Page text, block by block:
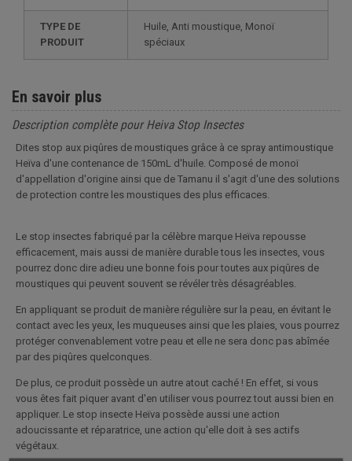
TYPE DE
PRODUIT
Huile, Anti moustique, Monoï
spéciaux
En savoir plus
Description complète pour Heiva Stop Insectes
Dites stop aux piqûres de moustiques grâce à ce spray antimoustique
Heïva d'une contenance de 150mL d'huile. Composé de monoï
d'appellation d'origine ainsi que de Tamanu il s'agit d'une des solutions
de protection contre les moustiques des plus efficaces.
Le stop insectes fabriqué par la célèbre marque Heïva repousse
efficacement, mais aussi de manière durable tous les insectes, vous
pourrez donc dire adieu une bonne fois pour toutes aux piqûres de
moustiques qui peuvent souvent se révéler très désagréables.
En appliquant se produit de manière régulière sur la peau, en évitant le
contact avec les yeux, les muqueuses ainsi que les plaies, vous pourrez
protéger convenablement votre peau et elle ne sera donc pas abîmée
par des piqûres quelconques.
De plus, ce produit possède un autre atout caché ! En effet, si vous
vous êtes fait piquer avant d'en utiliser vous pourrez tout aussi bien en
appliquer. Le stop insecte Heïva possède aussi une action
adoucissante et réparatrice, une action qu'elle doit à ses actifs
végétaux.